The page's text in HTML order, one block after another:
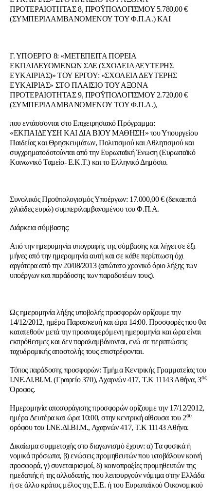
ΠΡΟΤΕΡΑΙΟΤΗΤΑΣ 8, ΠΡΟΫΠΟΛΟΓΙΣΜΟΥ 5.780,00 €
(ΣΥΜΠΕΡΙΛΑΜΒΑΝΟΜΕΝΟΥ ΤΟΥ Φ.Π.Α.) ΚΑΙ
Γ. ΥΠΟΕΡΓΟ 8: «ΜΕΤΕΠΕΙΤΑ ΠΟΡΕΙΑ
ΕΚΠΑΙΔΕΥΟΜΕΝΩΝ ΣΔΕ (ΣΧΟΛΕΙΑ ΔΕΥΤΕΡΗΣ
ΕΥΚΑΙΡΙΑΣ)» ΤΟΥ ΕΡΓΟΥ: «ΣΧΟΛΕΙΑ ΔΕΥΤΕΡΗΣ
ΕΥΚΑΙΡΙΑΣ» ΣΤΟ ΠΛΑΙΣΙΟ ΤΟΥ ΑΞΟΝΑ
ΠΡΟΤΕΡΑΙΟΤΗΤΑΣ 9, ΠΡΟΫΠΟΛΟΓΙΣΜΟΥ 2.720,00 €
(ΣΥΜΠΕΡΙΛΑΜΒΑΝΟΜΕΝΟΥ ΤΟΥ Φ.Π.Α.),
που εντάσσονται στο Επιχειρησιακό Πρόγραμμα:
«ΕΚΠΑΙΔΕΥΣΗ ΚΑΙ ΔΙΑ ΒΙΟΥ ΜΑΘΗΣΗ» του Υπουργείου
Παιδείας και Θρησκευμάτων, Πολιτισμού και Αθλητισμού και
συγχρηματοδοτούνται από την Ευρωπαϊκή Ένωση (Ευρωπαϊκό
Κοινωνικό Ταμείο- Ε.Κ.Τ.) και το Ελληνικό Δημόσιο.
Συνολικός Προϋπολογισμός Υποέργων: 17.000,00 € (δεκαεπτά
χιλιάδες ευρώ) συμπεριλαμβανομένου του Φ.Π.Α.
Διάρκεια σύμβασης:
Από την ημερομηνία υπογραφής της σύμβασης και λήγει σε έξι
μήνες από την ημερομηνία αυτή και σε κάθε περίπτωση όχι
αργότερα από την 20/08/2013 (απώτατο χρονικό όριο λήξης των
υποέργων και παράδοσης των παραδοτέων τους).
Ως ημερομηνία λήξης υποβολής προσφορών ορίζουμε την
14/12/2012, ημέρα Παρασκευή και ώρα 14:00. Προσφορές που θα
κατατεθούν μετά την προαναφερόμενη ημερομηνία και ώρα είναι
εκπρόθεσμες και δεν παραλαμβάνονται, ενώ σε περιπτώσεις
ταχυδρομικής αποστολής τους επιστρέφονται.
Τόπος παράδοσης προσφορών: Τμήμα Κεντρικής Γραμματείας του
Ι.ΝΕ.ΔΙ.ΒΙ.Μ. (Γραφείο 370), Αχαρνών 417, Τ.Κ 11143 Αθήνα, 3ος
Όροφος.
Ημερομηνία αποσφράγισης προσφορών ορίζουμε την 17/12/2012,
ημέρα Δευτέρα και ώρα 10:00, στην κεντρική αίθουσα του 2ου
ορόφου του Ι.ΝΕ.ΔΙ.ΒΙ.Μ., Αχαρνών 417, Τ.Κ 11143 Αθήνα.
Δικαίωμα συμμετοχής στο διαγωνισμό έχουν: α) Τα φυσικά ή
νομικά πρόσωπα, β) ενώσεις προμηθευτών που υποβάλουν κοινή
προσφορά, γ) συνεταιρισμοί, δ) κοινοπραξίες προμηθευτών της
ημεδαπής ή της αλλοδαπής, που λειτουργούν νόμιμα στην Ελλάδα
ή σε άλλο κράτος μέλος της Ε.Ε. ή του Ευρωπαϊκού Οικονομικού